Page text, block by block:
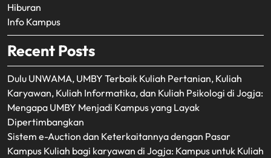
Hiburan
Info Kampus
Recent Posts
Dulu UNWAMA, UMBY Terbaik Kuliah Pertanian, Kuliah
Karyawan, Kuliah Informatika, dan Kuliah Psikologi di Jogja:
Mengapa UMBY Menjadi Kampus yang Layak
Dipertimbangkan
Sistem e-Auction dan Keterkaitannya dengan Pasar
Kampus Kuliah bagi karyawan di Jogja: Kampus untuk Kuliah